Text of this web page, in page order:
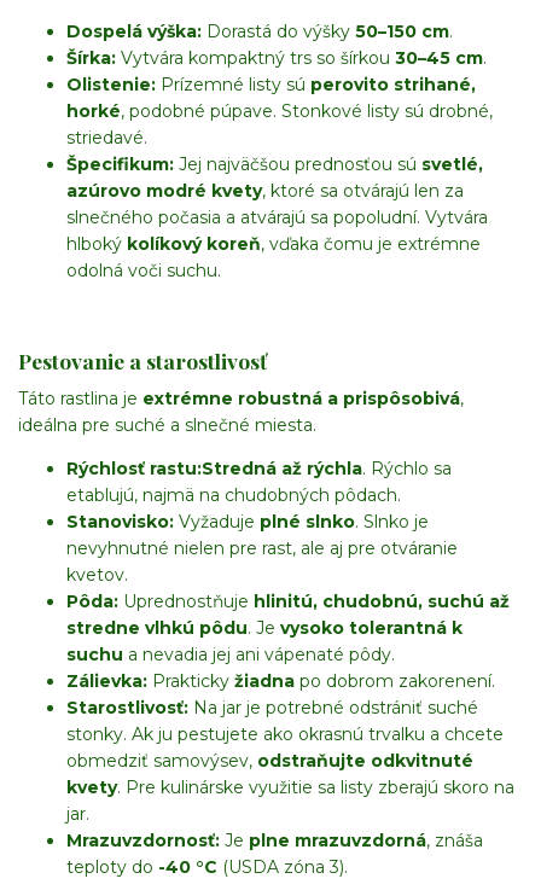
Dospelá výška: Dorastá do výšky 50–150 cm.
Šírka: Vytvára kompaktný trs so šírkou 30–45 cm.
Olistenie: Prízemné listy sú perovito strihané,
horké, podobné púpave. Stonkové listy sú drobné,
striedavé.
Špecifikum: Jej najväčšou prednosťou sú svetlé,
azúrovo modré kvety, ktoré sa otvárajú len za
slnečného počasia a atvárajú sa popoludní. Vytvára
hlboký kolíkový koreň, vďaka čomu je extrémne
odolná voči suchu.
Pestovanie a starostlivosť
Táto rastlina je extrémne robustná a prispôsobivá,
ideálna pre suché a slnečné miesta.
Rýchlosť rastu:Stredná až rýchla. Rýchlo sa
etablujú, najmä na chudobných pôdach.
Stanovisko: Vyžaduje plné slnko. Slnko je
nevyhnutné nielen pre rast, ale aj pre otváranie
kvetov.
Pôda: Uprednostňuje hlinitú, chudobnú, suchú až
stredne vlhkú pôdu. Je vysoko tolerantná k
suchu a nevadia jej ani vápenaté pôdy.
Zálievka: Prakticky žiadna po dobrom zakorenení.
Starostlivosť: Na jar je potrebné odstrániť suché
stonky. Ak ju pestujete ako okrasnú trvalku a chcete
obmedziť samovýsev, odstraňujte odkvitnuté
kvety. Pre kulinárske využitie sa listy zberajú skoro na
jar.
Mrazuvzdornosť: Je plne mrazuvzdorná, znáša
teploty do -40 °C (USDA zóna 3).